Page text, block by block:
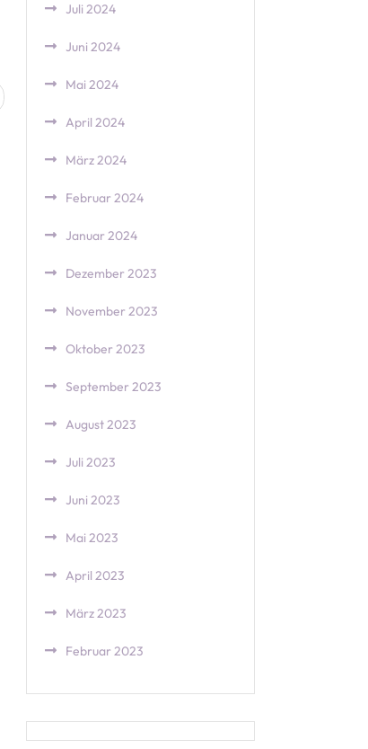
Juli 2024
Juni 2024
Mai 2024
April 2024
März 2024
Februar 2024
Januar 2024
Dezember 2023
November 2023
Oktober 2023
September 2023
August 2023
Juli 2023
Juni 2023
Mai 2023
April 2023
März 2023
Februar 2023